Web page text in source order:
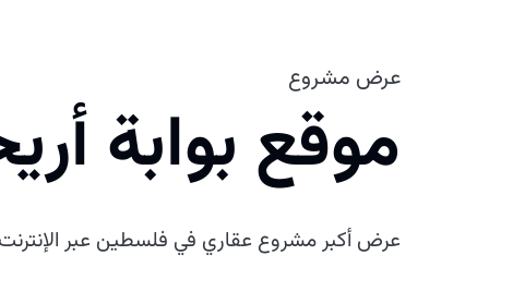
عرض مشروع
موقع بوابة
عرض أكبر مشروع عقاري في فلسطين عبر الإنترنت